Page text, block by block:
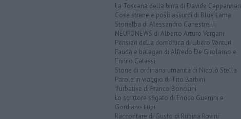
La Toscana della birra di Davide Cappannari
Cose strane e posti assurdi di Blue Lama
Storielba di Alessandro Canestrelli
NEURONEWS di Alberto Arturo Vergani
Pensieri della domenica di Libero Venturi
Fauda e balagan di Alfredo De Girolamo e
Enrico Catassi
Storie di ordinaria umanità di Nicolò Stella
Parole in viaggio di Tito Barbini
Turbative di Franco Bonciani
Lo scrittore sfigato di Enrico Guerrini e
Gordiano Lupi
Raccontare di Gusto di Rubina Rovini